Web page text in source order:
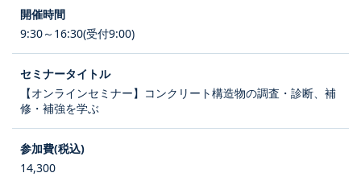
9:30～16:30(受付9:00)
【オンラインセミナー】コンクリート構造物の調査・診断、補
修・補強を学ぶ
14,300